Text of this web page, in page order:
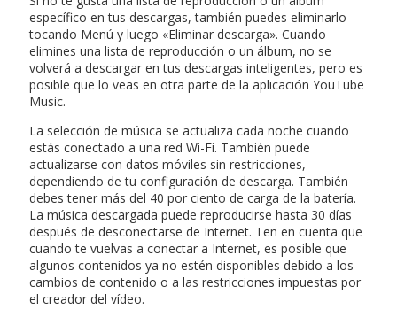
específico en tus descargas, también puedes eliminarlo
tocando Menú y luego «Eliminar descarga». Cuando
elimines una lista de reproducción o un álbum, no se
volverá a descargar en tus descargas inteligentes, pero es
posible que lo veas en otra parte de la aplicación YouTube
Music.
La selección de música se actualiza cada noche cuando
estás conectado a una red Wi-Fi. También puede
actualizarse con datos móviles sin restricciones,
dependiendo de tu configuración de descarga. También
debes tener más del 40 por ciento de carga de la batería.
La música descargada puede reproducirse hasta 30 días
después de desconectarse de Internet. Ten en cuenta que
cuando te vuelvas a conectar a Internet, es posible que
algunos contenidos ya no estén disponibles debido a los
cambios de contenido o a las restricciones impuestas por
el creador del vídeo.